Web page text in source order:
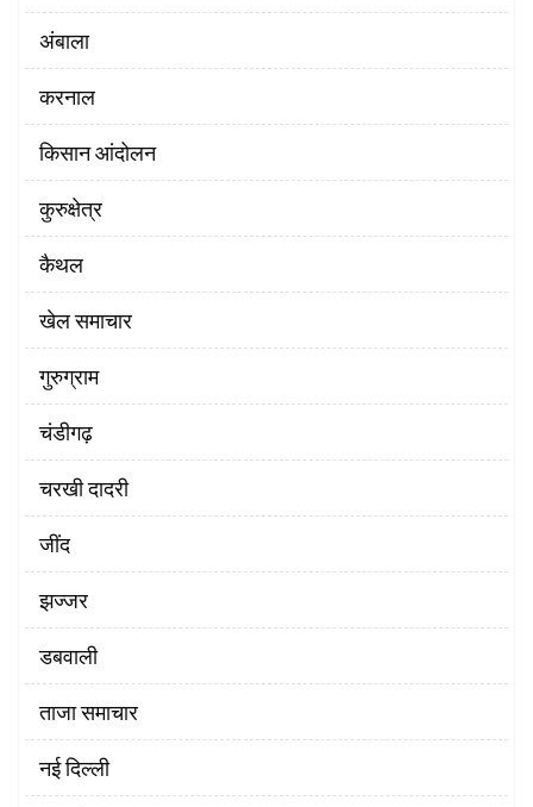
अंबाला
करनाल
किसान आंदोलन
कुरुक्षेत्र
कैथल
खेल समाचार
गुरुग्राम
चंडीगढ़
चरखी दादरी
‌जींद
झज्जर
डबवाली
ताजा समाचार
नई दिल्ली